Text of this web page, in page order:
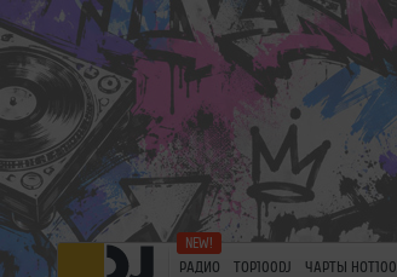
РАДИО TOP100DJ ЧАРТЫ HOT100